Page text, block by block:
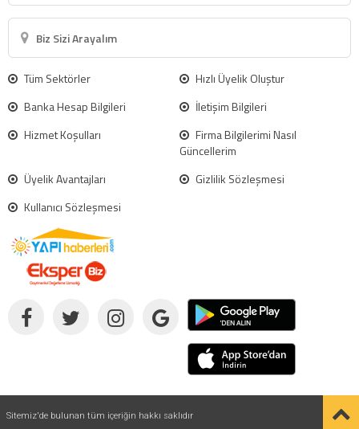
Biz Sizi Arayalım
Tüm Sektörler
Hızlı Üyelik Oluştur
Banka Hesap Bilgileri
İletişim Bilgileri
Hizmet Koşulları
Firma Bilgilerimi Nasıl
Güncellerim
Üyelik Avantajları
Gizlilik Sözleşmesi
Kullanıcı Sözleşmesi
Sitemiz'de bulunan tüm içeriğin hakkı saklıdır